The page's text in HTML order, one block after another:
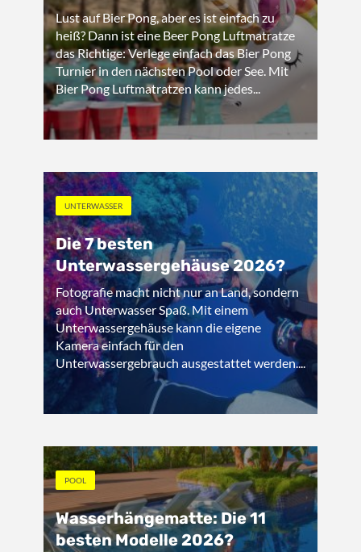
Lust auf Bier Pong, aber es ist einfach zu
heiß? Dann ist eine Beer Pong Luftmatratze
das Richtige: Verlege einfach das Bier Pong
Turnier in den nächsten Pool oder See. Mit
Bier Pong Luftmatratzen kann jedes...
UNTERWASSER
Die 7 besten
Unterwassergehäuse 2026?
Fotografie macht nicht nur an Land, sondern
auch Unterwasser Spaß. Mit einem
Unterwassergehäuse kann die eigene
Kamera einfach für den
Unterwassergebrauch ausgestattet werden....
POOL
Wasserhängematte: Die 11
besten Modelle 2026?